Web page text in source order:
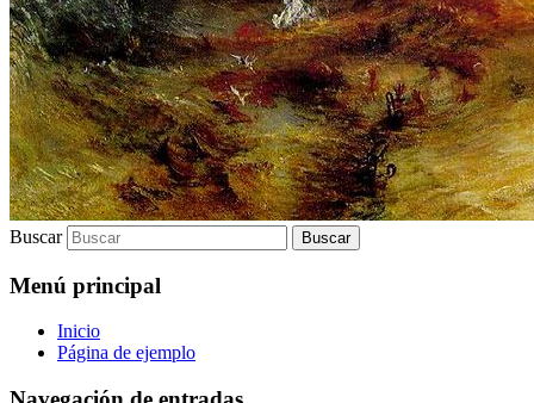
Buscar
Menú principal
Inicio
Página de ejemplo